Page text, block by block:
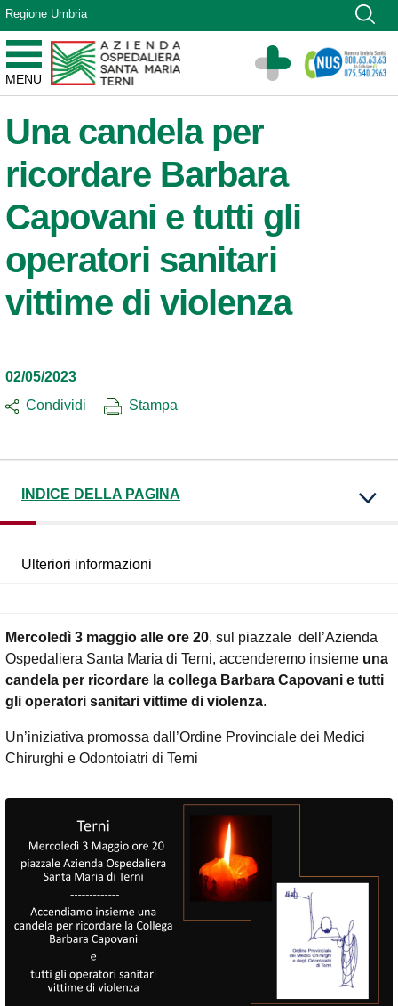
Vai ai contenuti
Vai al menu di navigazione
Vai al footer
Regione Umbria
MENU
Azienda Ospedaliera Santa Maria di Terni
Sito Istituzionale
Una candela per
ricordare Barbara
Capovani e tutti gli
operatori sanitari
vittime di violenza
02/05/2023
Condividi
Stampa
INDICE DELLA PAGINA
Ulteriori informazioni
Mercoledì 3 maggio alle ore 20, sul piazzale dell’Azienda
Ospedaliera Santa Maria di Terni, accenderemo insieme una
candela per ricordare la collega Barbara Capovani e tutti
gli operatori sanitari vittime di violenza.
Un’iniziativa promossa dall’Ordine Provinciale dei Medici
Chirurghi e Odontoiatri di Terni